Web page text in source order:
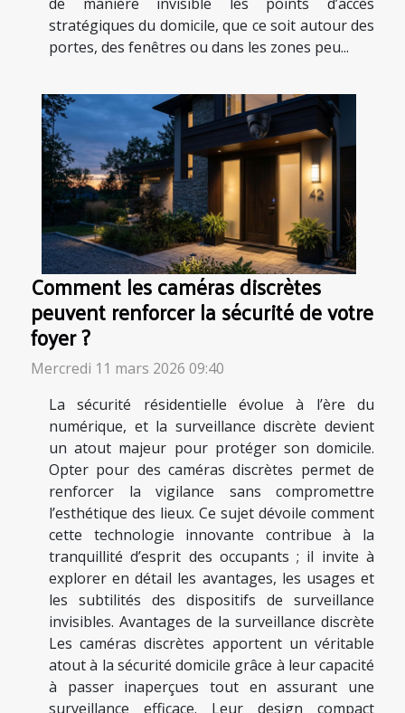
stratégiques du domicile, que ce soit autour des
portes, des fenêtres ou dans les zones peu...
Comment les caméras discrètes
peuvent renforcer la sécurité de votre
foyer ?
Mercredi 11 mars 2026 09:40
La sécurité résidentielle évolue à l’ère du
numérique, et la surveillance discrète devient
un atout majeur pour protéger son domicile.
Opter pour des caméras discrètes permet de
renforcer la vigilance sans compromettre
l’esthétique des lieux. Ce sujet dévoile comment
cette technologie innovante contribue à la
tranquillité d’esprit des occupants ; il invite à
explorer en détail les avantages, les usages et
les subtilités des dispositifs de surveillance
invisibles. Avantages de la surveillance discrète
Les caméras discrètes apportent un véritable
atout à la sécurité domicile grâce à leur capacité
à passer inaperçues tout en assurant une
surveillance efficace. Leur design compact